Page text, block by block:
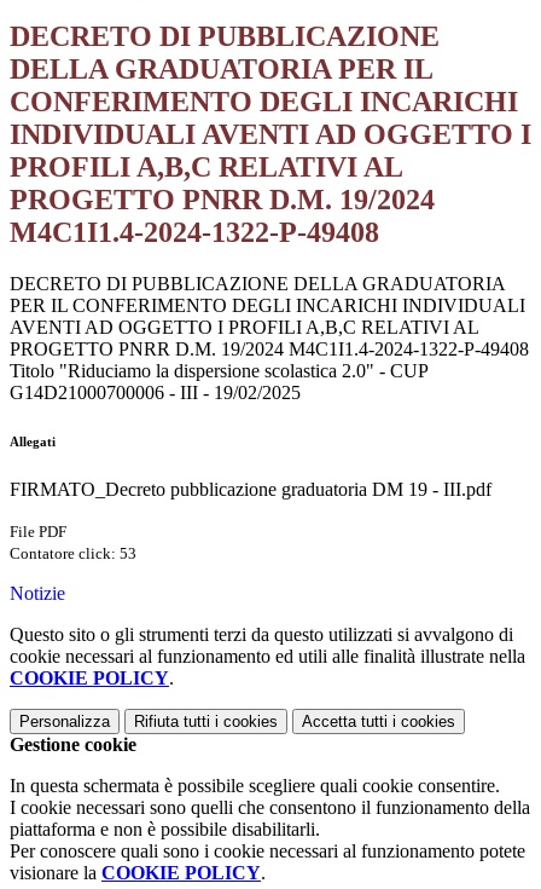
DECRETO DI PUBBLICAZIONE
DELLA GRADUATORIA PER IL
CONFERIMENTO DEGLI INCARICHI
INDIVIDUALI AVENTI AD OGGETTO I
PROFILI A,B,C RELATIVI AL
PROGETTO PNRR D.M. 19/2024
M4C1I1.4-2024-1322-P-49408
DECRETO DI PUBBLICAZIONE DELLA GRADUATORIA
PER IL CONFERIMENTO DEGLI INCARICHI INDIVIDUALI
AVENTI AD OGGETTO I PROFILI A,B,C RELATIVI AL
PROGETTO PNRR D.M. 19/2024 M4C1I1.4-2024-1322-P-49408
Titolo "Riduciamo la dispersione scolastica 2.0" - CUP
G14D21000700006 - III - 19/02/2025
Allegati
FIRMATO_Decreto pubblicazione graduatoria DM 19 - III.pdf
File PDF
Contatore click: 53
Notizie
Questo sito o gli strumenti terzi da questo utilizzati si avvalgono di
cookie necessari al funzionamento ed utili alle finalità illustrate nella
COOKIE POLICY.
Personalizza Rifiuta tutti i cookies Accetta tutti i cookies
Gestione cookie
In questa schermata è possibile scegliere quali cookie consentire.
I cookie necessari sono quelli che consentono il funzionamento della
piattaforma e non è possibile disabilitarli.
Per conoscere quali sono i cookie necessari al funzionamento potete
visionare la COOKIE POLICY.